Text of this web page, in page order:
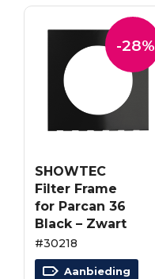
-28%
SHOWTEC
Filter Frame
for Parcan 36
Black – Zwart
#30218
Aanbieding